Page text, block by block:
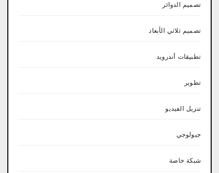
تصميم الدوائر
تصميم ثلاثي الأبعاد
تطبيقات أندرويد
تطوير
تنزيل الفيديو
جيولوجي
شبكة خاصة